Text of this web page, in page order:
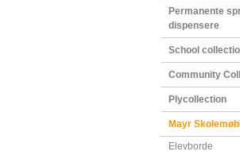
Permanente
dispensere
School
Community
Plycollection
Mayr
Elevborde